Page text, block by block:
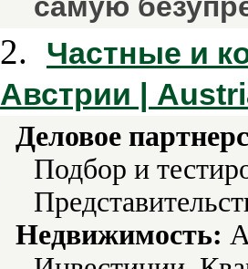
2.
Частные и
Австрии |
Деловое
Подбор и
Недвижимость: